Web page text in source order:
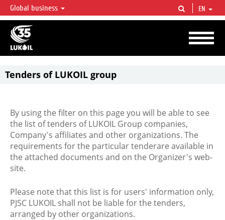
LUKOIL OVERVIEW
LUKOIL is one of the largest oil & gas vertical integrated companies in the world
accounting for over 2% of crude production and circa 1% of proved hydrocarbon
reserves globally.
Global business EN
Tenders of LUKOIL group
By using the filter on this page you will be able to see
the list of tenders of LUKOIL Group companies,
Company's affiliates and other organizations. The
requirements for the particular tenderare available in
the attached documents and on the Organizer's web-
site.
Please note that this list is for users' information only,
PJSC LUKOIL shall not be liable for the tenders,
arranged by other organizations.